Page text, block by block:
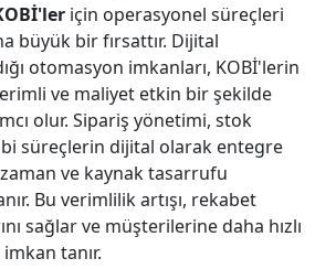
için operasyonel süreçleri
büyük bir fırsattır. Dijital
otomasyon imkanları, KOBİ'lerin
ve maliyet etkin bir şekilde
olur. Sipariş yönetimi, stok
süreçlerin dijital olarak entegre
ve kaynak tasarrufu
Bu verimlilik artışı, rekabet
sağlar ve müşterilerine daha hızlı
tanır.